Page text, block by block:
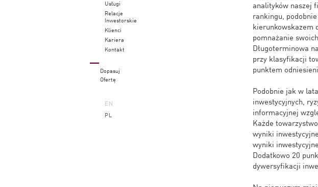
Usługi
Relacje
Inwestorskie
Klienci
Kariera
Kontakt
Dopasuj
Ofertę
EN
PL
analityków naszej
rankingu,
kierunkowskazem
pomnażanie
Długoterminowa
przy klasyfikacji
punktem
Podobnie jak w
inwestycyjnych,
informacyjnej
Każde
wyniki
wyniki
Dodatkowo 20
dywersyfikacji